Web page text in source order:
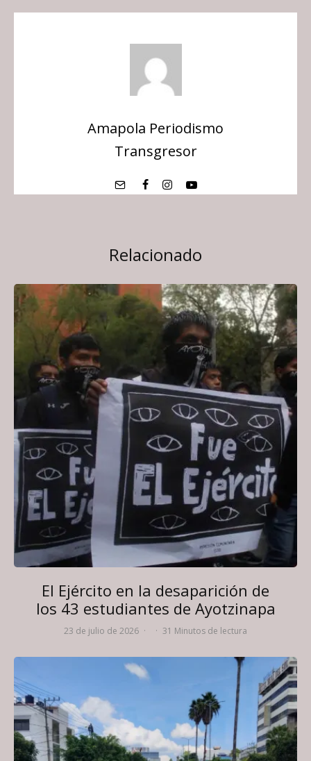
Amapola Periodismo
Transgresor
Relacionado
El Ejército en la desaparición de
los 43 estudiantes de Ayotzinapa
23 de julio de 2026 · · 31 Minutos de lectura